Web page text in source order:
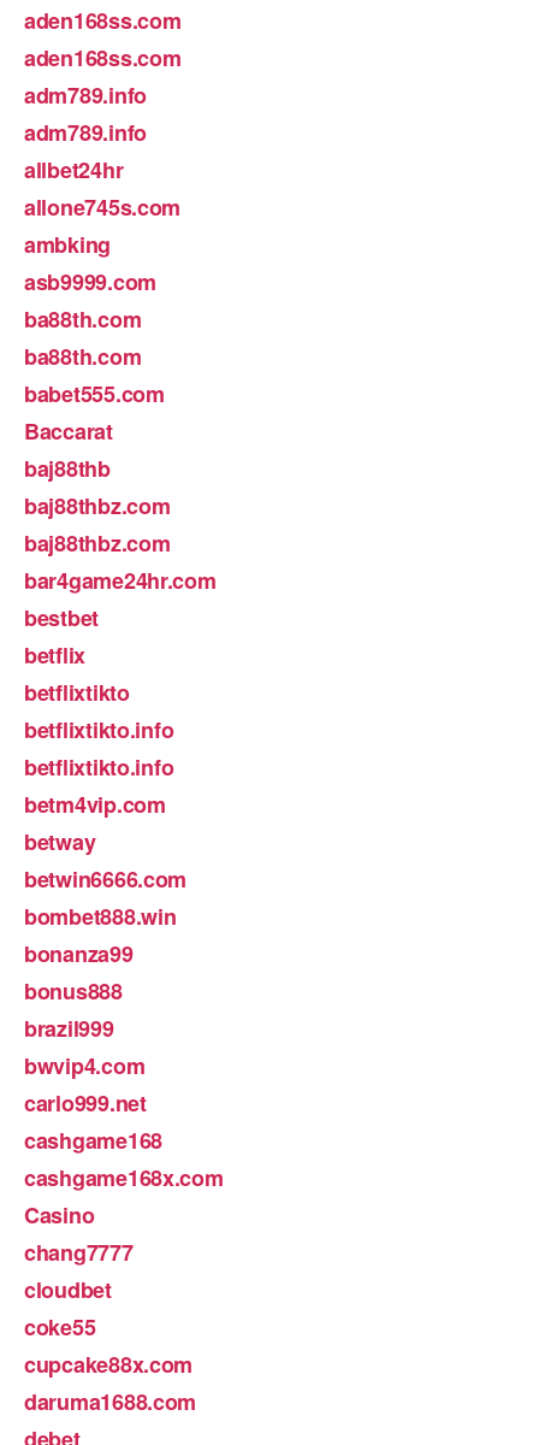
aden168ss.com
aden168ss.com
adm789.info
adm789.info
allbet24hr
allone745s.com
ambking
asb9999.com
ba88th.com
ba88th.com
babet555.com
Baccarat
baj88thb
baj88thbz.com
baj88thbz.com
bar4game24hr.com
bestbet
betflix
betflixtikto
betflixtikto.info
betflixtikto.info
betm4vip.com
betway
betwin6666.com
bombet888.win
bonanza99
bonus888
brazil999
bwvip4.com
carlo999.net
cashgame168
cashgame168x.com
Casino
chang7777
cloudbet
coke55
cupcake88x.com
daruma1688.com
debet